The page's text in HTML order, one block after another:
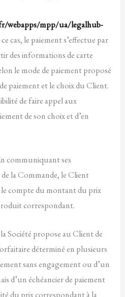
webapps/mpp/ua/legalhub-
cas, le paiement s’effectue par
des informations de carte
le mode de paiement proposé
paiement et le choix du Client.
de faire appel aux
de son choix et d’en
communiquant ses
la Commande, le Client
le compte du montant du prix
correspondant.
Société propose au Client de
déterminé en plusieurs
sans engagement ou d’un
d’un échéancier de paiement
du prix correspondant à la